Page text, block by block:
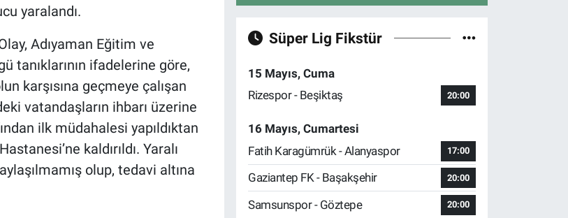
yaralandı.
Adıyaman Eğitim ve
tanıklarının ifadelerine göre,
karşısına geçmeye çalışan
vatandaşların ihbarı üzerine
ilk müdahalesi yapıldıktan
kaldırıldı. Yaralı
olup, tedavi altına
Süper Lig Fikstür
15 Mayıs, Cuma
Rizespor - Beşiktaş
20:00
16 Mayıs, Cumartesi
Fatih Karagümrük - Alanyaspor
17:00
Gaziantep FK - Başakşehir 20:00
Samsunspor - Göztepe 20:00